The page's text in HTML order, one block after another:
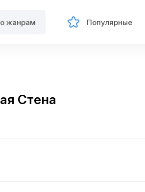
жанрам Популярные
Стена